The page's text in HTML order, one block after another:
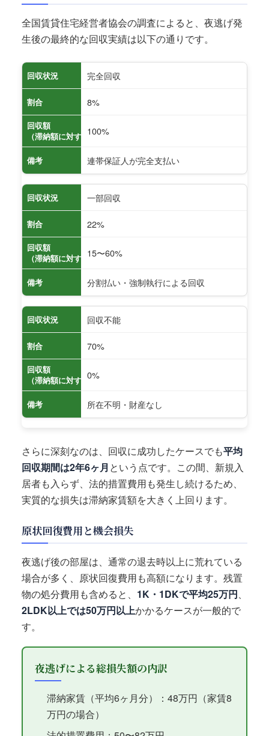
全国賃貸住宅経営者協会の調査によると、夜逃げ発
生後の最終的な回収実績は以下の通りです。
回収状況 完全回収
割合 8%
回収額
（滞納額に対する割合）
100%
備考 連帯保証人が完全支払い
回収状況 一部回収
割合 22%
回収額
（滞納額に対する割合）
15〜60%
備考 分割払い・強制執行による回収
回収状況 回収不能
割合 70%
回収額
（滞納額に対する割合）
0%
備考 所在不明・財産なし
さらに深刻なのは、回収に成功したケースでも平均
回収期間は2年6ヶ月 という点です。この間、新規入
居者も入らず、法的措置費用も発生し続けるため、
実質的な損失は滞納家賃額を大きく上回ります。
原状回復費用と機会損失
夜逃げ後の部屋は、通常の退去時以上に荒れている
場合が多く、原状回復費用も高額になります。残置
物の処分費用も含めると、 1K・1DKで平均25万円、
2LDK以上では50万円以上かかるケースが一般的で
す。
夜逃げによる総損失額の内訳
滞納家賃（平均6ヶ月分）：48万円（家賃8
万円の場合）